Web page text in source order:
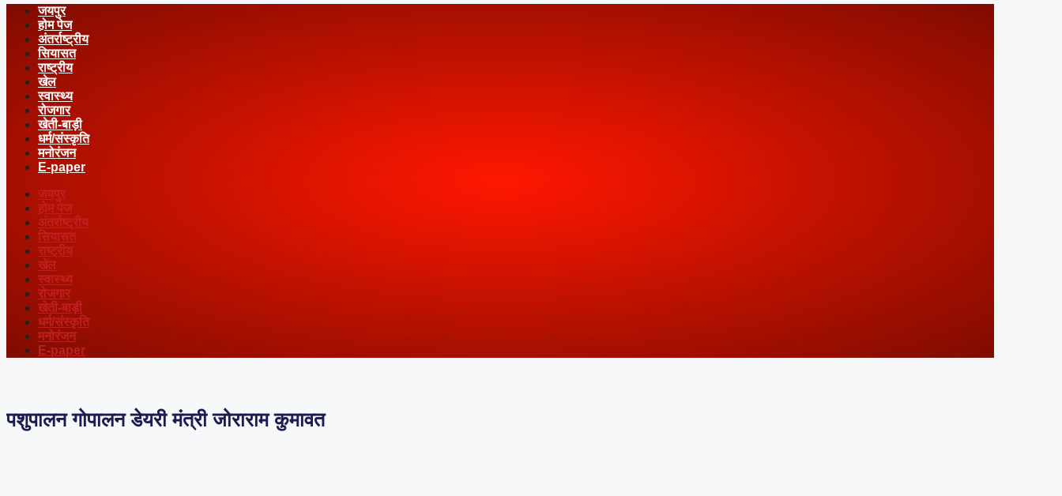
जयपुर
होम पेज
अंतर्राष्ट्रीय
सियासत
राष्ट्रीय
खेल
स्वास्थ्य
रोजगार
खेती-बाड़ी
धर्म/संस्कृति
मनोरंजन
E-paper
जयपुर
होम पेज
अंतर्राष्ट्रीय
सियासत
राष्ट्रीय
खेल
स्वास्थ्य
रोजगार
खेती-बाड़ी
धर्म/संस्कृति
मनोरंजन
E-paper
पशुपालन गोपालन डेयरी मंत्री जोराराम कुमावत